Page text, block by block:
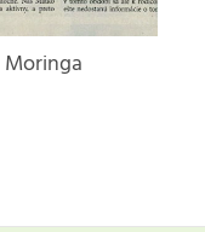
Moringa